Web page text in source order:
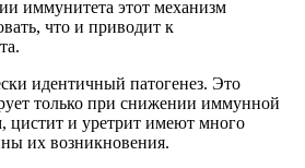
иммунитета этот механизм
что и приводит к
идентичный патогенез. Это
только при снижении иммунной
цистит и уретрит имеют много
их возникновения.